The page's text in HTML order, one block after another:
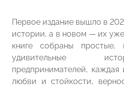
Первое издание вышло в
истории, а в новом — их
книге собраны
удивительные
предпринимателей,
любви и стойкости,